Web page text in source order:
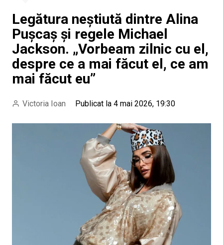
Legătura neștiută dintre Alina
Pușcaș și regele Michael
Jackson. „Vorbeam zilnic cu el,
despre ce a mai făcut el, ce am
mai făcut eu”
Victoria Ioan Publicat la 4 mai 2026, 19:30